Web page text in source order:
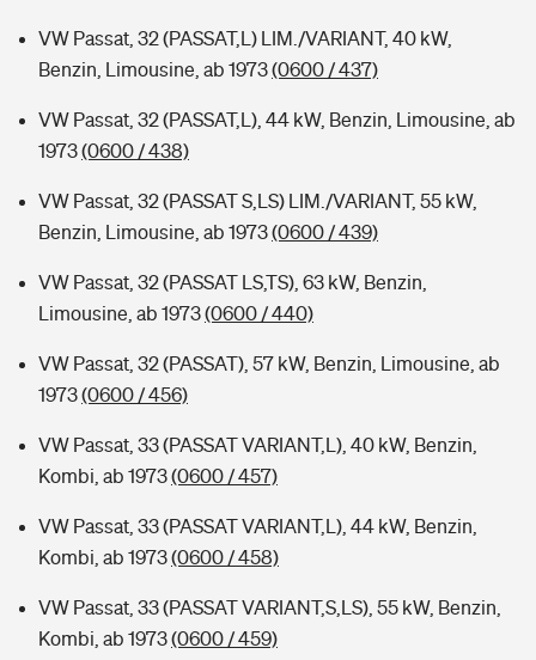
Kinderunfall-Check: Mehr Sicherheit für deine Kids
Typklassen: So ist Ihr Auto eingestuft
Sie haben Fragen?
VW Passat, 32 (PASSAT,L) LIM./VARIANT, 40 kW,
Benzin, Limousine, ab 1973(0600 / 437)
VW Passat, 32 (PASSAT,L), 44 kW, Benzin, Limousine, ab
1973(0600 / 438)
VW Passat, 32 (PASSAT S,LS) LIM./VARIANT, 55 kW,
Benzin, Limousine, ab 1973(0600 / 439)
VW Passat, 32 (PASSAT LS,TS), 63 kW, Benzin,
Limousine, ab 1973(0600 / 440)
VW Passat, 32 (PASSAT), 57 kW, Benzin, Limousine, ab
1973(0600 / 456)
VW Passat, 33 (PASSAT VARIANT,L), 40 kW, Benzin,
Kombi, ab 1973(0600 / 457)
VW Passat, 33 (PASSAT VARIANT,L), 44 kW, Benzin,
Kombi, ab 1973(0600 / 458)
VW Passat, 33 (PASSAT VARIANT,S,LS), 55 kW, Benzin,
Kombi, ab 1973(0600 / 459)